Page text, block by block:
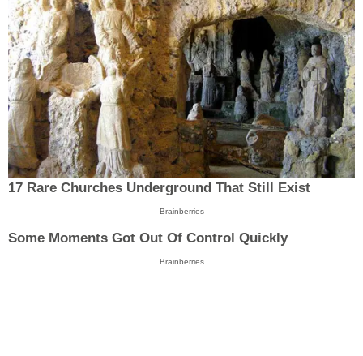
17 Rare Churches Underground That Still Exist
Brainberries
Some Moments Got Out Of Control Quickly
Brainberries